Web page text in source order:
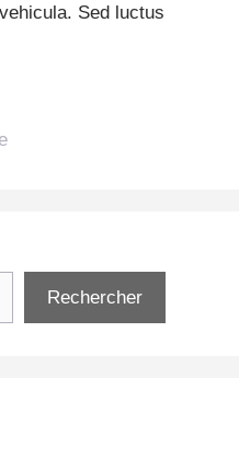
Sed luctus
Rechercher